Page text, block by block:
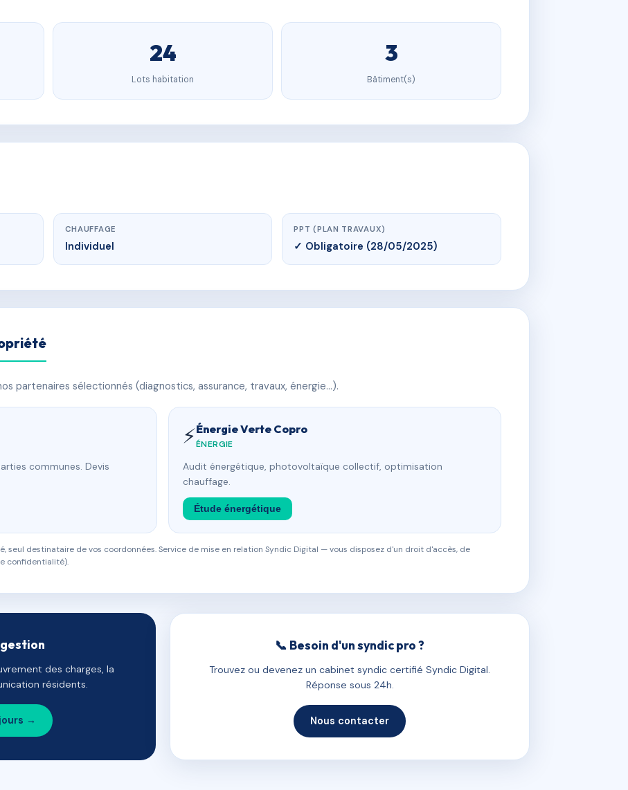
24
Lots habitation
3
Bâtiment(s)
CHAUFFAGE
Individuel
PPT (PLAN TRAVAUX)
✓ Obligatoire (28/05/2025)
partenaires sélectionnés (diagnostics, assurance, travaux, énergie…).
communes. Devis
⚡Énergie Verte Copro
ÉNERGIE
Audit énergétique, photovoltaïque collectif, optimisation
chauffage.
Étude énergétique
seul destinataire de vos coordonnées. Service de mise en relation Syndic Digital — vous disposez d'un droit d'accès, de
confidentialité).
des charges, la
résidents.
→
📞 Besoin d'un syndic pro ?
Trouvez ou devenez un cabinet syndic certifié Syndic Digital.
Réponse sous 24h.
Nous contacter